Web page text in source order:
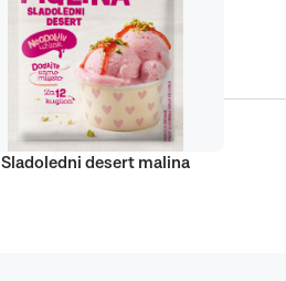
Sladoledni desert malina